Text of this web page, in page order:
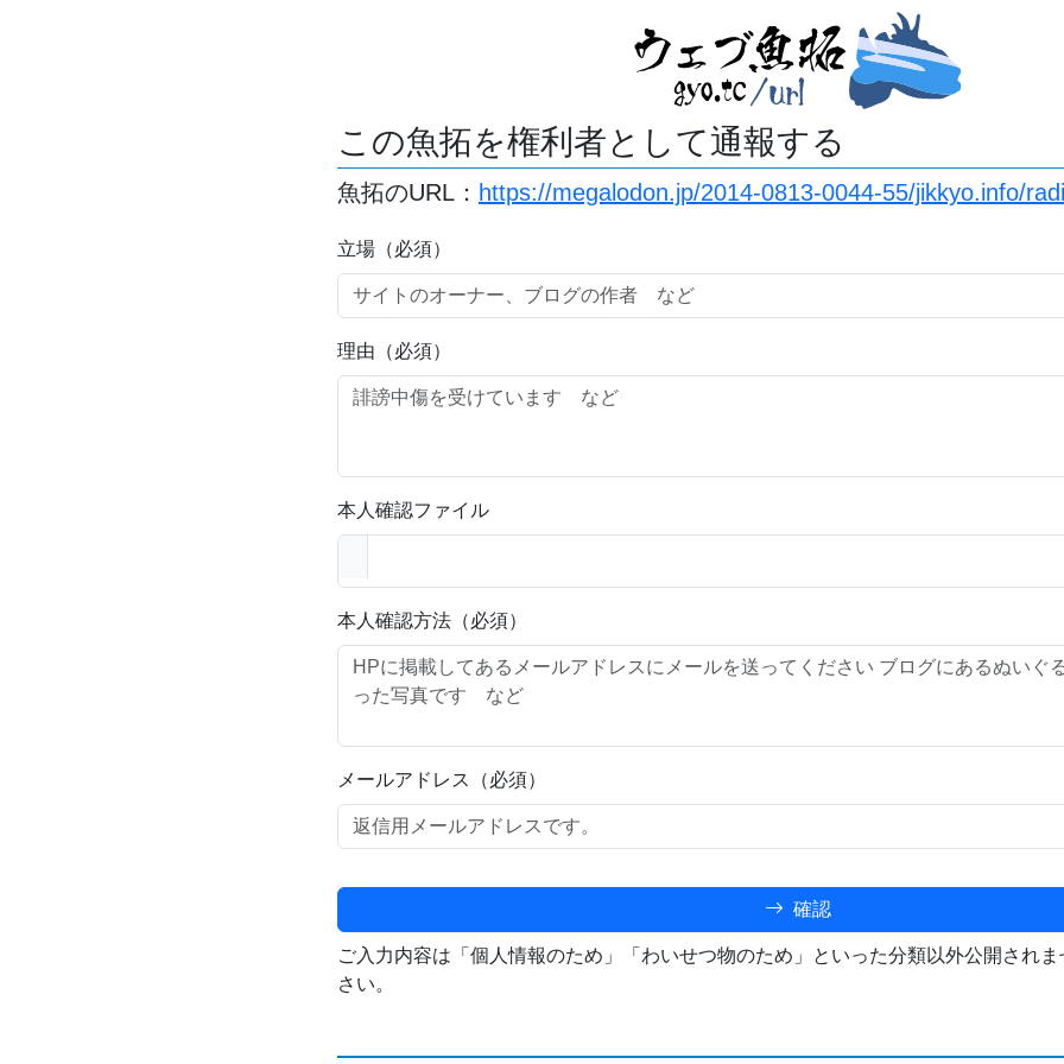
この魚拓を権利者として通報する
魚拓のURL： https://megalodon.jp/2014-0813-0044-55/jikkyo.info/
立場（必須）
理由（必須）
本人確認ファイル
本人確認方法（必須）
メールアドレス（必須）
確認
ご入力内容は「個人情報のため」「わいせつ物のため」といった分類以外公開され
さい。